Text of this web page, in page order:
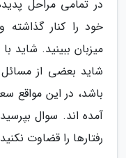
در تمامی مراحل
خود را کنار
میزبان ببینید. شاید
شاید بعضی از
باشد، در این مواقع
آمده اند. سوال
رفتارها را قضاوت